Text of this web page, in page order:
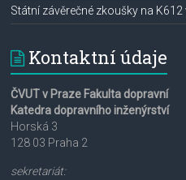
Státní závěrečné zkoušky na
Kontaktní údaje
ČVUT v Praze Fakulta dopravní
Katedra dopravního inženýrství
Horská 3
128 03 Praha 2
sekretariát: